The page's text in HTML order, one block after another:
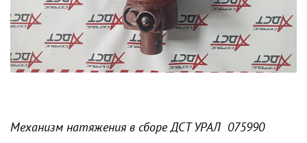
Механизм натяжения в сборе ДСТ УРАЛ 075990